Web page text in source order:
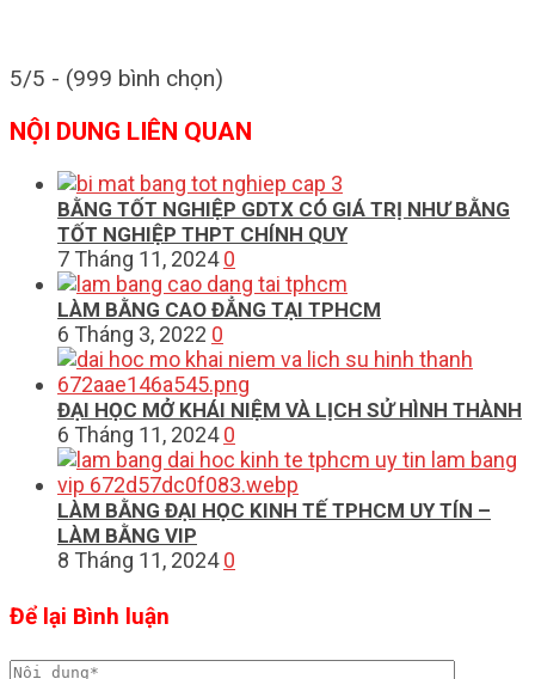
5/5 - (999 bình chọn)
NỘI DUNG LIÊN QUAN
BẰNG TỐT NGHIỆP GDTX CÓ GIÁ TRỊ NHƯ BẰNG
TỐT NGHIỆP THPT CHÍNH QUY
7 Tháng 11, 2024 0
LÀM BẰNG CAO ĐẲNG TẠI TPHCM
6 Tháng 3, 2022 0
ĐẠI HỌC MỞ KHÁI NIỆM VÀ LỊCH SỬ HÌNH THÀNH
6 Tháng 11, 2024 0
LÀM BẰNG ĐẠI HỌC KINH TẾ TPHCM UY TÍN –
LÀM BẰNG VIP
8 Tháng 11, 2024 0
Để lại Bình luận